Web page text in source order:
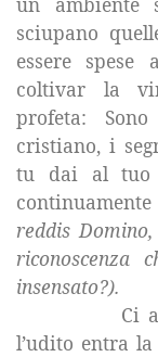
sciupano
essere
coltivar la
profeta:
cristiano, i
tu dai al tuo
reddis
insensato?).
Ci
l’udito entra